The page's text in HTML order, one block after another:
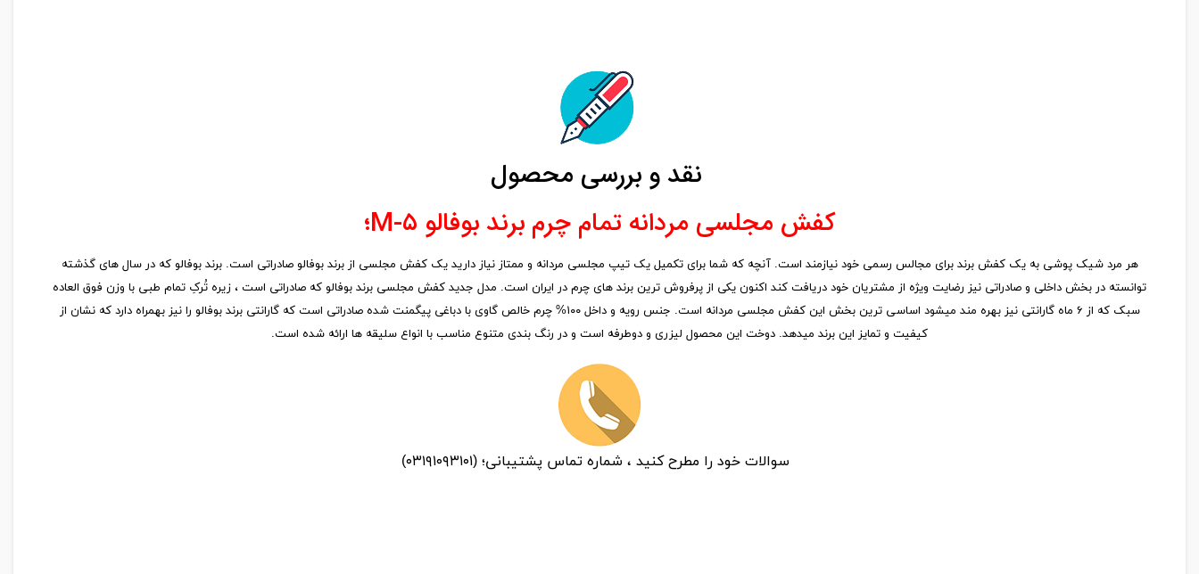
نقد و بررسی محصول
کفش مجلسی مردانه تمام چرم برند بوفالو M-۵؛
هر مرد شیک پوشی به یک کفش برند برای مجالس رسمی خود نیازمند است. آنچه که شما برای تکمیل یک تیپ مجلسی مردانه و ممتاز نیاز دارید یک کفش مجلسی از برند بوفالو صادراتی است. برند بوفالو که در سال های گذشته
توانسته در بخش داخلی و صادراتی نیز رضایت ویژه از مشتریان خود دریافت کند اکنون یکی از پرفروش ترین برند های چرم در ایران است. مدل جدید کفش مجلسی برند بوفالو که صادراتی است ، زیره تُرکِ تمام طبی با وزن فوق العاده
سبک که از ۶ ماه گارانتی نیز بهره مند میشود اساسی ترین بخش این کفش مجلسی مردانه است. جنس رویه و داخل ۱۰۰% چرم خالص گاوی با دباغی پیگمنت شده صادراتی است که گارانتی برند بوفالو را نیز بهمراه دارد که نشان از
کیفیت و تمایز این برند میدهد. دوخت این محصول لیزری و دوطرفه است و در رنگ بندی متنوع مناسب با انواع سلیقه ها ارائه شده است.
سوالات خود را مطرح کنید ، شماره تماس پشتیبانی؛ (۰۳۱۹۱۰۹۳۱۰۱)